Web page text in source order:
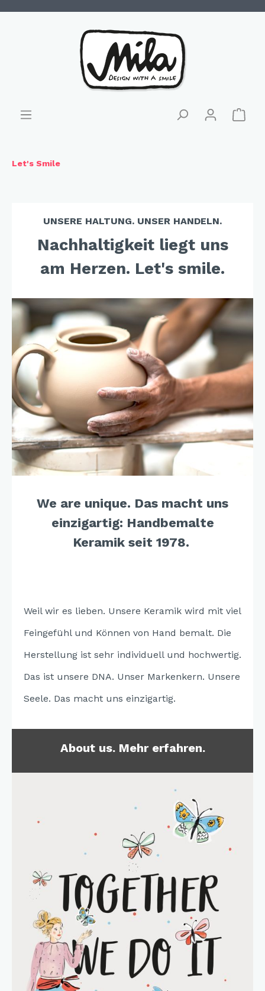
Let's Smile
UNSERE HALTUNG. UNSER HANDELN.
Nachhaltigkeit liegt uns
am Herzen. Let's smile.
We are unique. Das macht uns
einzigartig: Handbemalte
Keramik seit 1978.
Weil wir es lieben. Unsere Keramik wird mit viel
Feingefühl und Können von Hand bemalt. Die
Herstellung ist sehr individuell und hochwertig.
Das ist unsere DNA. Unser Markenkern. Unsere
Seele. Das macht uns einzigartig.
About us. Mehr erfahren.